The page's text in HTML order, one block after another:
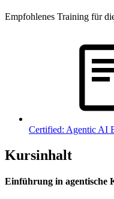
Empfohlenes Training für
Certified: Agentic AI
Kursinhalt
Einführung in agentische